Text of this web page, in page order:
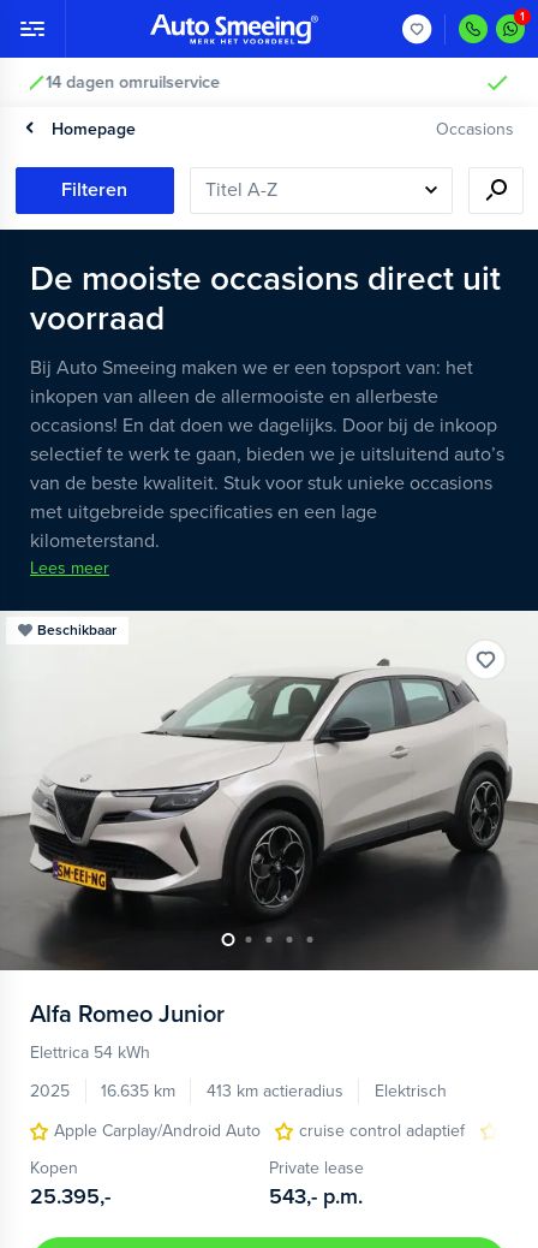
Vakkundig gecontroleerd >
Homepage Occasions
Filteren
De mooiste occasions direct uit
voorraad
Bij Auto Smeeing maken we er een topsport van: het
inkopen van alleen de allermooiste en allerbeste
occasions! En dat doen we dagelijks. Door bij de inkoop
selectief te werk te gaan, bieden we je uitsluitend auto’s
van de beste kwaliteit. Stuk voor stuk unieke occasions
met uitgebreide specificaties en een lage
kilometerstand.
Lees meer
Beschikbaar
Alfa Romeo Junior
Elettrica 54 kWh
2025
16.635 km 413 km actieradius
Elektrisch
Apple Carplay/Android Auto
cruise control adaptief
Kopen
25.395,-
Private lease
543,- p.m.